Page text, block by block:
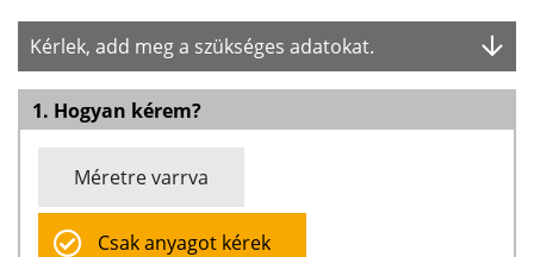
Kérlek, add meg a szükséges adatokat.
1. Hogyan kérem?
Méretre varrva
Csak anyagot kérek